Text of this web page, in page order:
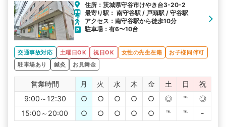
住所：茨城県守谷市けやき台3-20-2
最寄り駅： 南守谷駅 / 戸頭駅 / 守谷駅
アクセス：南守谷駅から徒歩10分
駐車場：有6〜10台
交通事故対応 土曜日OK 祝日OK 女性の先生在籍
お子様同伴可
駐車場あり
鍼灸 お見舞金
営業時間 月 火 水 木 金 土 日
祝
9:00～12:30
○ ○ ○ ○ ○ ◎ ℡
◎
15:00～20:00
○ ○ ○ ○ ○ ℡ ℡ -